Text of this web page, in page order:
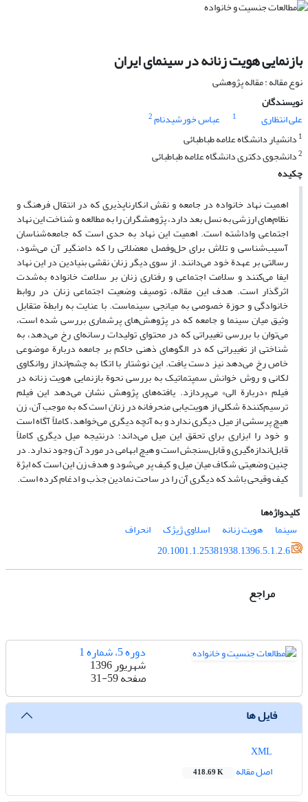
بازنمایی هویت زنانه در سینمای ایران
نوع مقاله : مقاله پژوهشی
نویسندگان
علی انتظاری
1 عباس خورشیدنام2
1 دانشیار دانشگاه علامه طباطبائی
2دانشجوی دکتری دانشگاه علامه طباطبائی
چکیده
اهمیت نهاد خانواده در جامعه و نقش انکارناپذیری که در انتقال فرهنگ و
نظام‌های ارزشی به نسل بعد دارد، پژوهشگران را به مطالعه و شناخت این نهاد
اجتماعی واداشته است. اهمیت این نهاد به حدی است که جامعه‌شناسان
آسیب‌شناسی و تلاش برای حل‌وفصل معضلاتی را که دامنگیر آن می‌شود،
رسالتی بر عهدة خود می‌دانند. از سوی دیگر زنان نقشی بنیادین در این نهاد
ایفا می‌کنند و سلامت اجتماعی و رفتاری زنان بر سلامت خانواده به‌شدت
اثرگذار است. هدف این مقاله، توصیف وضعیت اجتماعی زنان در روابط
خانوادگی و حوزة خصوصی به میانجی سینماست. با عنایت به رابطة متقابل
وثیق میان سینما و جامعه که در پژوهش‌های پرشماری بررسی شده است،
می‌توان با بررسی تغییراتی که در محتوای تولیدات رسانه‌ای رخ می‌دهد، به
شناختی از تغییراتی که در الگوهای ذهنی حاکم بر جامعه دربارة موضوعی
خاص رخ می‌دهد نیز دست یافت. این نوشتار با اتکا به چشم‌انداز روانکاوی
لکانی و روش خوانش سم‍پتماتیک به بررسی نحوة بازنمایی هویت زنانه در
فیلم «دربارة الی» می‌پردازد. یافته‌های پژوهش نشان می‌دهد این فیلم
ترسیم‌کنندة شکلی از هویت‌یابی منحرفانه در زنان است که به ‌موجب آن، زن
هیچ پرسشی از میل دیگری ندارد و به آنچه دیگری می‌خواهد، کاملاً آگاه است
و خود را ابزاری برای تحقق این میل می‌داند؛ درنتیجه میل دیگری کاملاً
قابل‌اندازه‌گیری و قابل‌سنجش است و هیچ ابهامی در مورد آن وجود ندارد. در
چنین وضعیتی شکاف میان میل و کیف پر می‌شود و هدف زن این است که ابژة
کیف وقیحی باشد که دیگری آن را در ساحت نمادین جذب و ادغام کرده است.
کلیدواژه‌ها
سینما
هویت زنانه اسلاوی ژیژک
انحراف
20.1001.1.25381938.1396.5.1.2.6
مراجع
دوره 5، شماره 1
شهریور 1396
صفحه31-59
فایل ها
اصل مقاله
418.69 K